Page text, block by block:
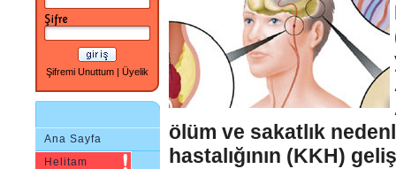
Şifremi Unuttum | Üyelik
Ana Sayfa
Helitam
ölüm ve sakatlık
hastalığının (KKH)